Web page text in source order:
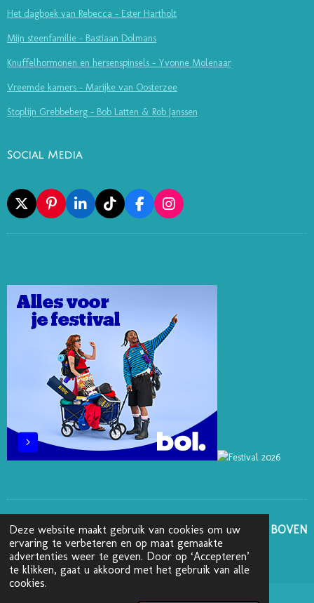
Deze website maakt gebruik van cookies om uw
ervaring te verbeteren en op maat gemaakte
advertenties weer te geven. Door op ‘Accepteren’
te klikken, gaat u akkoord met het gebruik van alle
cookies.
Het dagboek van Rebecca - Ester Hartholt
Mijn steenfamilie - Bastiaan Dolmans
Knuffelhormonen en hersenspinsels - Yvonne Molenaar
Vreemde kamers - Marijke van Oosterzee
Stoplijn Grebbeberg - Bob Latten & Rob Janssen
Social Media
X
P
I
N
E
S
T
L
I
N
I
N
T
I
K
F
A
C
O
I
N
S
R
M
GA NAAR BOVEN
© 2025 - 2026 Boekenblog van Ann